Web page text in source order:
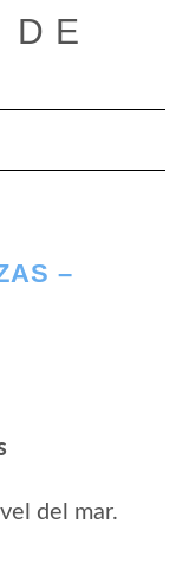
de navegación
–
del mar.